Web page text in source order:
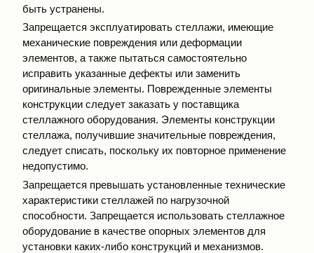
быть устранены.
Запрещается эксплуатировать стеллажи, имеющие
механические повреждения или деформации
элементов, а также пытаться самостоятельно
исправить указанные дефекты или заменить
оригинальные элементы. Поврежденные элементы
конструкции следует заказать у поставщика
стеллажного оборудования. Элементы конструкции
стеллажа, получившие значительные повреждения,
следует списать, поскольку их повторное применение
недопустимо.
Запрещается превышать установленные технические
характеристики стеллажей по нагрузочной
способности. Запрещается использовать стеллажное
оборудование в качестве опорных элементов для
установки каких-либо конструкций и механизмов.